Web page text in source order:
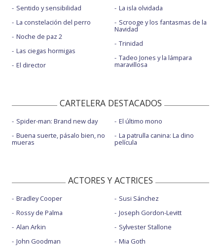
Sentido y sensibilidad
La constelación del perro
Noche de paz 2
Las ciegas hormigas
El director
La isla olvidada
Scrooge y los fantasmas de la
Navidad
Trinidad
Tadeo Jones y la lámpara
maravillosa
CARTELERA DESTACADOS
Spider-man: Brand new day
Buena suerte, pásalo bien, no
mueras
El último mono
La patrulla canina: La dino
película
ACTORES Y ACTRICES
Bradley Cooper
Rossy de Palma
Alan Arkin
John Goodman
Susi Sánchez
Joseph Gordon-Levitt
Sylvester Stallone
Mia Goth